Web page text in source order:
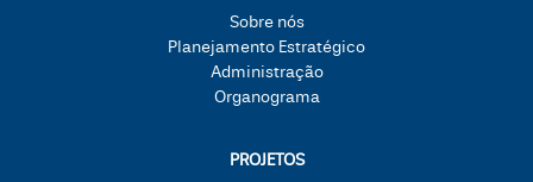
Sobre nós
Planejamento Estratégico
Administração
Organograma
PROJETOS